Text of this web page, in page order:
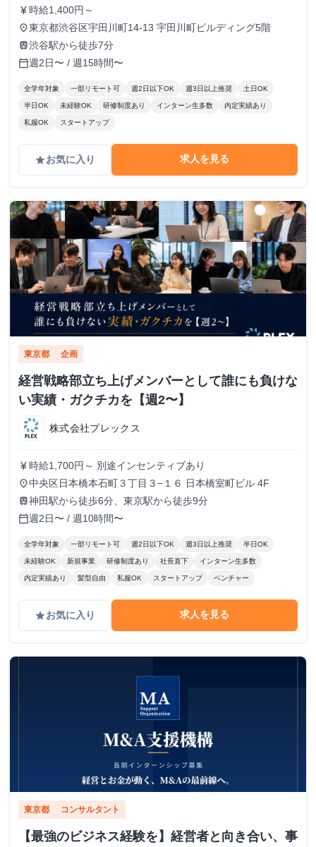
currency_yen 時給1,400円～
place東京都渋谷区宇田川町14-13 宇田川町ビルディング5階
train渋谷駅から徒歩7分
calendar_today週2日〜 / 週15時間〜
全学年対象 一部リモート可 週2日以下OK 週3日以上推奨 土日OK
半日OK 未経験OK 研修制度あり インターン生多数 内定実績あり
私服OK スタートアップ
gradeお気に入り 求人を見る
東京都 企画
経営戦略部立ち上げメンバーとして誰にも負けな
い実績・ガクチカを【週2〜】
株式会社プレックス
currency_yen 時給1,700円～ 別途インセンティブあり
place中央区日本橋本石町３丁目３−１６ 日本橋室町ビル 4F
train神田駅から徒歩6分、東京駅から徒歩9分
calendar_today週2日〜 / 週10時間〜
全学年対象 一部リモート可 週2日以下OK 週3日以上推奨 半日OK
未経験OK 新規事業 研修制度あり 社長直下 インターン生多数
内定実績あり 髪型自由 私服OK スタートアップ ベンチャー
gradeお気に入り 求人を見る
東京都 コンサルタント
【最強のビジネス経験を】経営者と向き合い、事